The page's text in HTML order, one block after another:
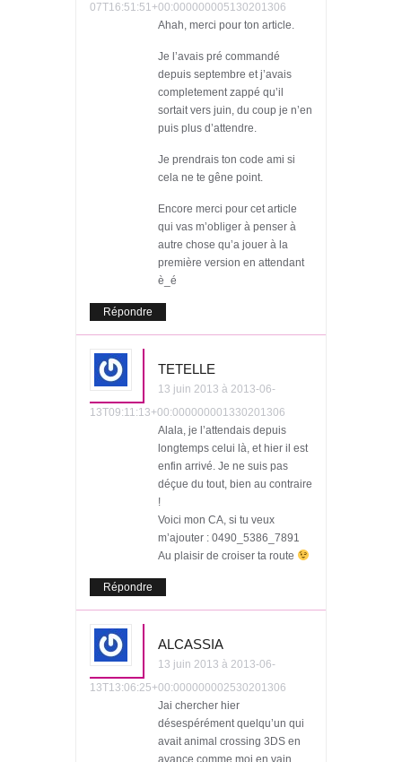
07T16:51:51+00:000000005130201306
Ahah, merci pour ton article.
Je l’avais pré commandé
depuis septembre et j’avais
completement zappé qu’il
sortait vers juin, du coup je n’en
puis plus d’attendre.
Je prendrais ton code ami si
cela ne te gêne point.
Encore merci pour cet article
qui vas m’obliger à penser à
autre chose qu’a jouer à la
première version en attendant
è_é
Répondre
TETELLE
13 juin 2013 à 2013-06-
13T09:11:13+00:000000001330201306
Alala, je l’attendais depuis
longtemps celui là, et hier il est
enfin arrivé. Je ne suis pas
déçue du tout, bien au contraire
!
Voici mon CA, si tu veux
m’ajouter : 0490_5386_7891
Au plaisir de croiser ta route
Répondre
ALCASSIA
13 juin 2013 à 2013-06-
13T13:06:25+00:000000002530201306
Jai chercher hier
désespérément quelqu’un qui
avait animal crossing 3DS en